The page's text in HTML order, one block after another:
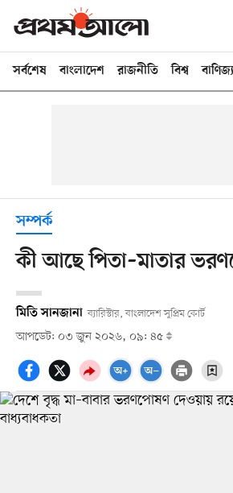
সর্বশেষ বাংলাদেশ রাজনীতি বিশ্ব বাণিজ্য
সম্পর্ক
কী আছে পিতা–মাতার
মিতি সানজানা ব্যারিস্টার, বাংলাদেশ সুপ্রিম কোর্ট
আপডেট: ০৩ জুন ২০২৬, ০৯: ৪৫